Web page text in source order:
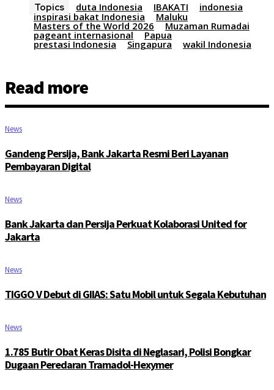
Topics duta Indonesia IBAKATI
indonesia
inspirasi bakat Indonesia
Maluku
Masters of the World 2026 Muzaman Rumadai
pageant internasional Papua
prestasi Indonesia Singapura wakil Indonesia
Read more
News
Gandeng Persija, Bank Jakarta Resmi Beri Layanan
Pembayaran Digital
News
Bank Jakarta dan Persija Perkuat Kolaborasi United for
Jakarta
News
TIGGO V Debut di GIIAS: Satu Mobil untuk Segala Kebutuhan
News
1.785 Butir Obat Keras Disita di Neglasari, Polisi Bongkar
Dugaan Peredaran Tramadol-Hexymer